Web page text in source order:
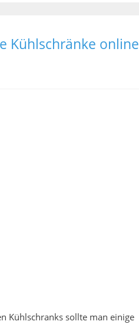
Kühlschränke online
Kühlschranks sollte man einige